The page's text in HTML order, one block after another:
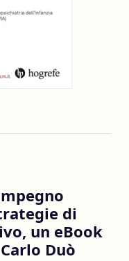
di
un eBook
Duò